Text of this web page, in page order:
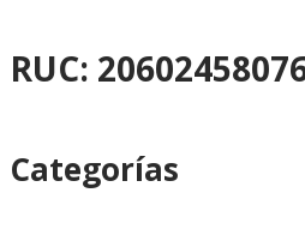
RUC:
Categorías